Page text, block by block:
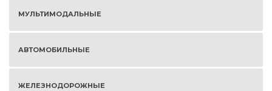
МУЛЬТИМОДАЛЬНЫЕ
АВТОМОБИЛЬНЫЕ
ЖЕЛЕЗНОДОРОЖНЫЕ